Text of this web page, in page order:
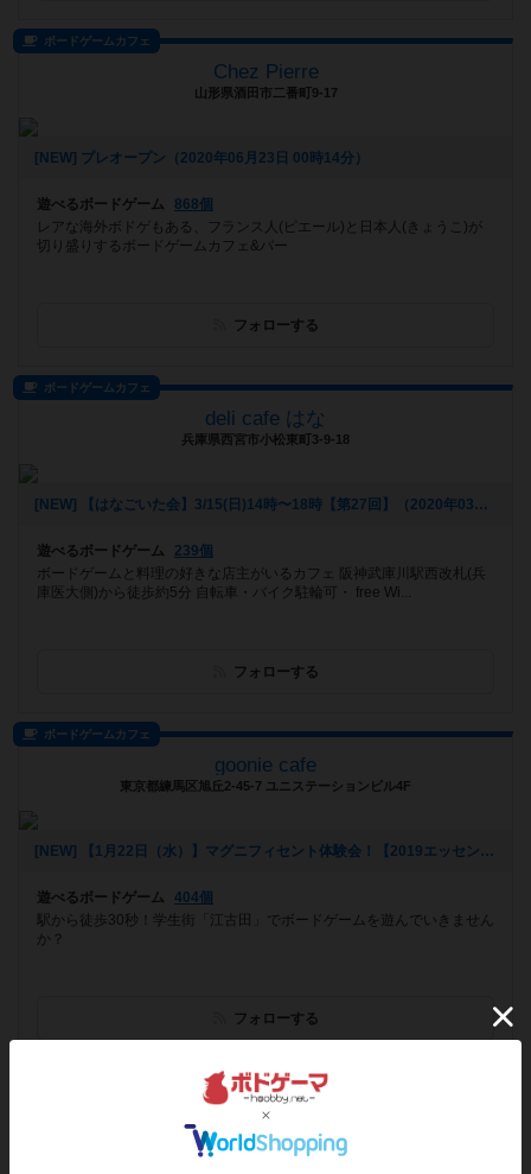
ボードゲームカフェ
Chez Pierre
山形県酒田市二番町9-17
[NEW] プレオープン（2020年06月23日 00時14分）
遊べるボードゲーム
868個
レアな海外ボドゲもある、フランス人(ピエール)と日本人(きょうこ)が
切り盛りするボードゲームカフェ&バー
フォローする
ボードゲームカフェ
deli cafe はな
兵庫県西宮市小松東町3-9-18
[NEW] 【はなごいた会】3/15(日)14時〜18時【第27回】（2020年03月06日 16時16分）
遊べるボードゲーム
239個
ボードゲームと料理の好きな店主がいるカフェ 阪神武庫川駅西改札(兵
庫医大側)から徒歩約5分 自転車・バイク駐輪可・ free Wi...
フォローする
ボードゲームカフェ
goonie cafe
東京都練馬区旭丘2-45-7 ユニステーションビル4F
[NEW] 【1月22日（水）】マグニフィセント体験会！【2019エッセン新作】（2020年01月18日 22時41分）
遊べるボードゲーム
404個
駅から徒歩30秒！学生街「江古田」でボードゲームを遊んでいきません
か？
フォローする
フローチャート
東京都中野区新井1－14－1 シェ・ユミビルB1Ｆ